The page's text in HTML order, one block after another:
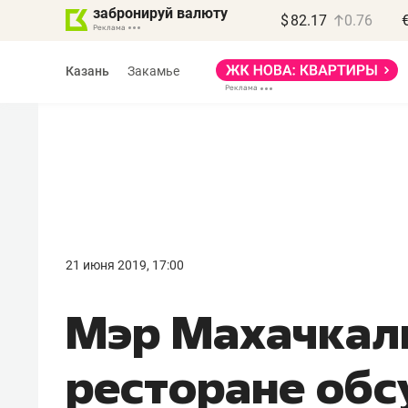
забронируй валюту $ 82.17 0.76
Казань Закамье
21 июня 2019, 17:00
​Мэр
ресторане
правил, бизнес может
потерять минимум